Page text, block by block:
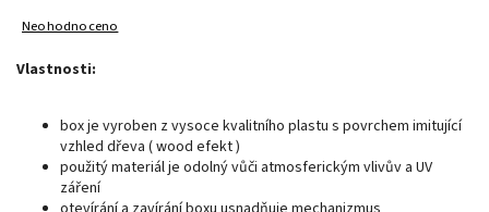
Neohodnoceno
Vlastnosti:
box je vyroben z vysoce kvalitního plastu s povrchem imitující
vzhled dřeva ( wood efekt )
použitý materiál je odolný vůči atmosferickým vlivův a UV
záření